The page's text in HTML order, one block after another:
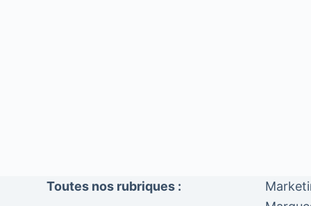
Toutes nos rubriques :